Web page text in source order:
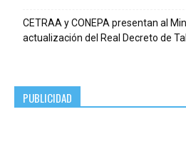
CETRAA y CONEPA presentan al
actualización del Real Decreto de
PUBLICIDAD